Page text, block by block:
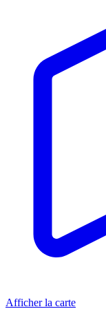
Afficher la carte